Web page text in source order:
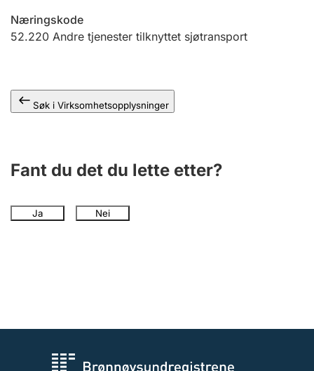
Offentlig sektor
Næringskode
52.220 Andre tjenester tilknyttet sjøtransport
Søk i Virksomhetsopplysninger
Fant du det du lette etter?
Ja Nei